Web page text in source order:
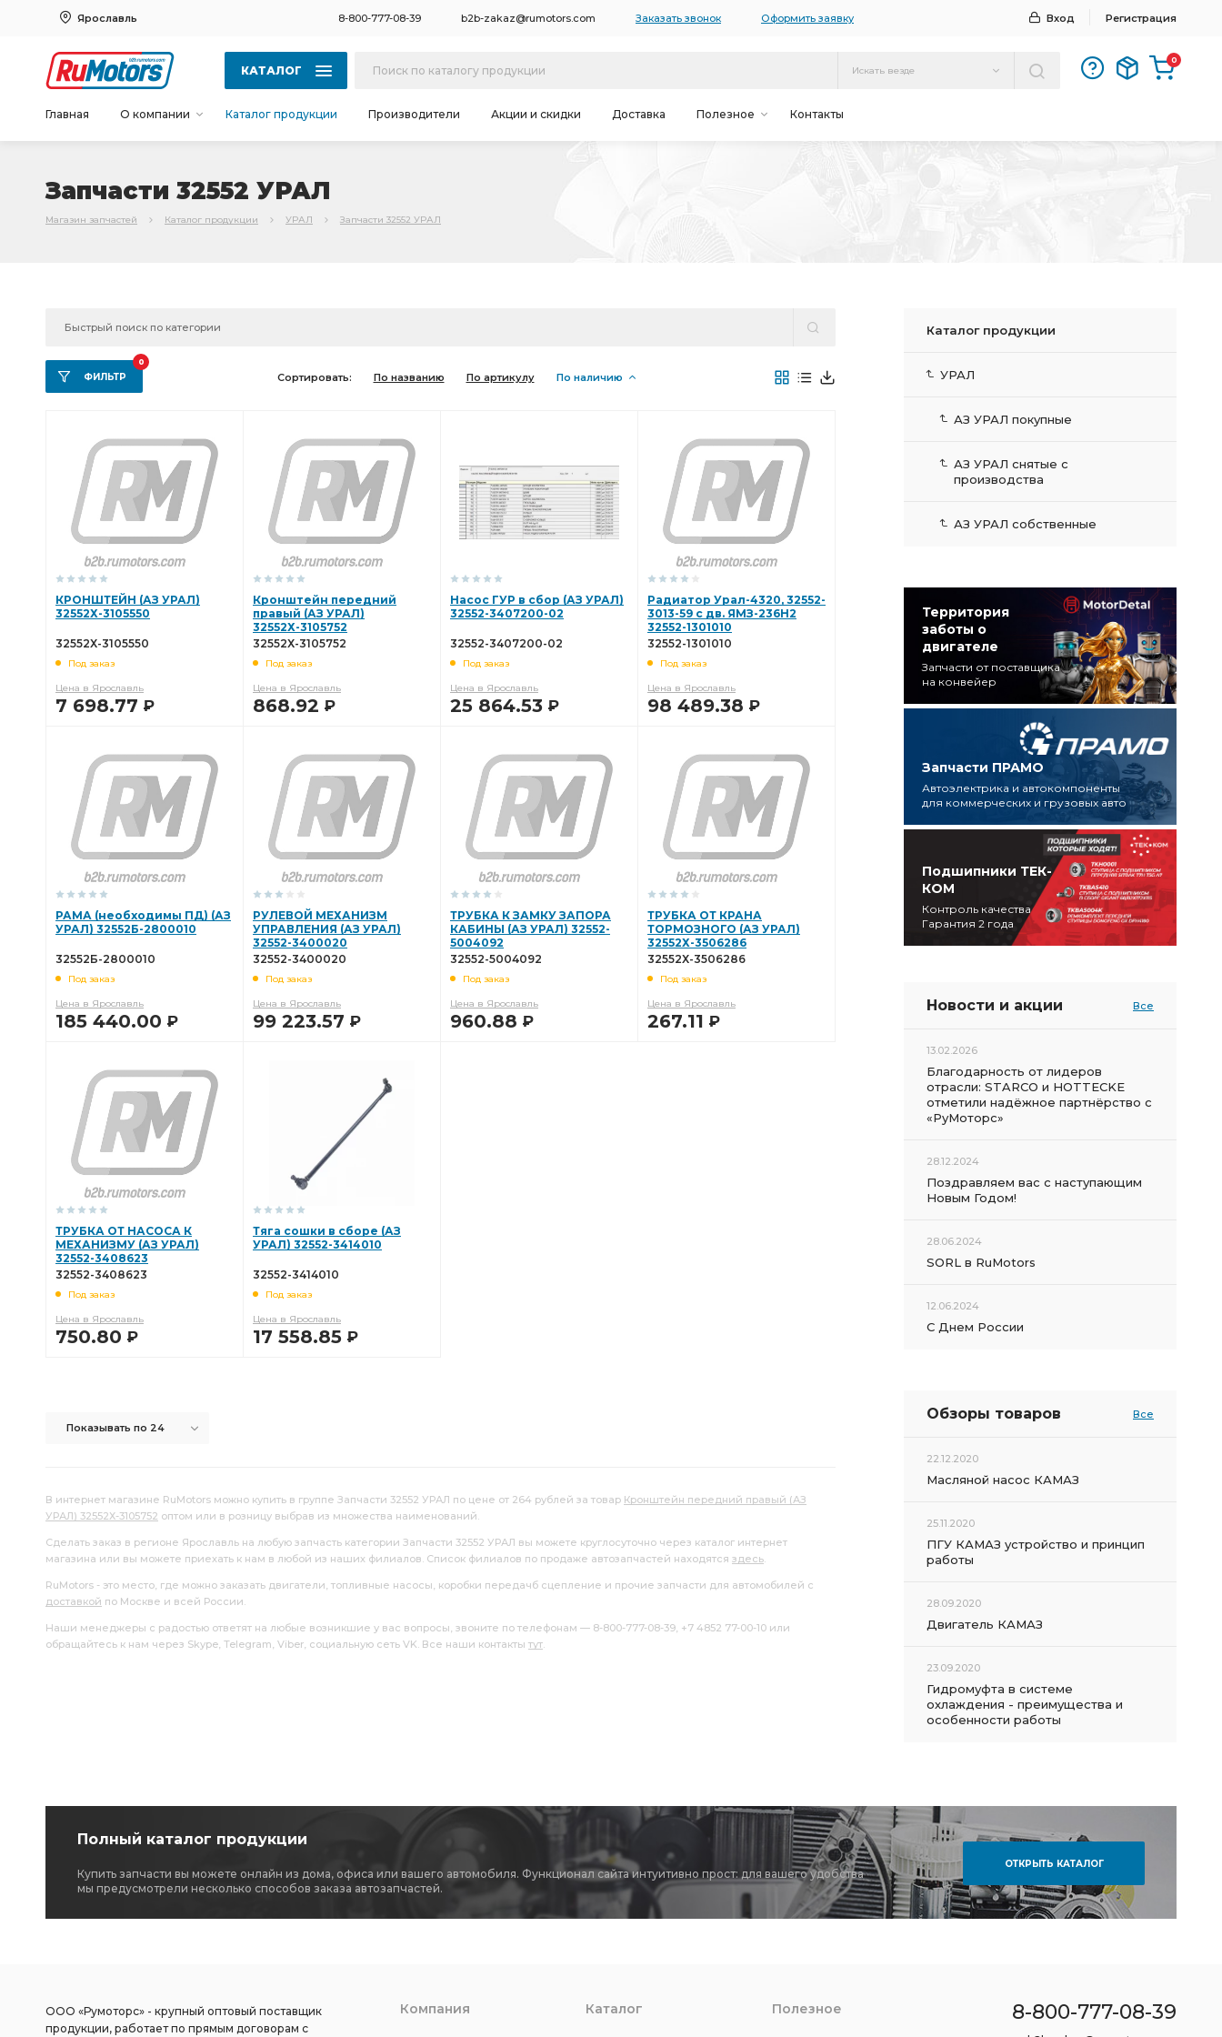
Ярославль 8-800-777-08-39 b2b-zakaz@rumotors.com Заказать звонок Оформить заявку Вход Регистрация
КАТАЛОГ Искать везде
0
Главная О компании Каталог продукции Производители Акции и скидки Доставка Полезное Контакты
Запчасти 32552 УРАЛ
Магазин запчастей Каталог продукции УРАЛ Запчасти 32552 УРАЛ
ФИЛЬТР
0
Сортировать: По названию По артикулу По наличию
КРОНШТЕЙН (АЗ УРАЛ)
32552Х-3105550
32552Х-3105550
Под заказ
Цена в Ярославль
7 698.77 Р
Кронштейн передний
правый (АЗ УРАЛ)
32552Х-3105752
32552Х-3105752
Под заказ
Цена в Ярославль
868.92 Р
Насос ГУР в сбор (АЗ УРАЛ)
32552-3407200-02
32552-3407200-02
Под заказ
Цена в Ярославль
25 864.53 Р
Радиатор Урал-4320, 32552-
3013-59 с дв. ЯМЗ-236Н2
32552-1301010
32552-1301010
Под заказ
Цена в Ярославль
98 489.38 Р
РАМА (необходимы ПД) (АЗ
УРАЛ) 32552Б-2800010
32552Б-2800010
Под заказ
Цена в Ярославль
185 440.00 Р
РУЛЕВОЙ МЕХАНИЗМ
УПРАВЛЕНИЯ (АЗ УРАЛ)
32552-3400020
32552-3400020
Под заказ
Цена в Ярославль
99 223.57 Р
ТРУБКА К ЗАМКУ ЗАПОРА
КАБИНЫ (АЗ УРАЛ) 32552-
5004092
32552-5004092
Под заказ
Цена в Ярославль
960.88 Р
ТРУБКА ОТ КРАНА
ТОРМОЗНОГО (АЗ УРАЛ)
32552Х-3506286
32552Х-3506286
Под заказ
Цена в Ярославль
267.11 Р
ТРУБКА ОТ НАСОСА К
МЕХАНИЗМУ (АЗ УРАЛ)
32552-3408623
32552-3408623
Под заказ
Цена в Ярославль
750.80 Р
Тяга сошки в сборе (АЗ
УРАЛ) 32552-3414010
32552-3414010
Под заказ
Цена в Ярославль
17 558.85 Р
Показывать по 24
В интернет магазине RuMotors можно купить в группе Запчасти 32552 УРАЛ по цене от 264 рублей за товар Кронштейн передний правый (АЗ
УРАЛ) 32552Х-3105752 оптом или в розницу выбрав из множества наименований.
Сделать заказ в регионе Ярославль на любую запчасть категории Запчасти 32552 УРАЛ вы можете круглосуточно через каталог интернет
магазина или вы можете приехать к нам в любой из наших филиалов. Список филиалов по продаже автозапчастей находятся здесь.
RuMotors - это место, где можно заказать двигатели, топливные насосы, коробки передачб сцепление и прочие запчасти для автомобилей с
доставкой по Москве и всей России.
Наши менеджеры с радостью ответят на любые возникшие у вас вопросы, звоните по телефонам — 8-800-777-08-39, +7 4852 77-00-10 или
обращайтесь к нам через Skype, Telegram, Viber, социальную сеть VK. Все наши контакты тут.
Каталог продукции
УРАЛ
АЗ УРАЛ покупные
АЗ УРАЛ снятые с
производства
АЗ УРАЛ собственные
Территория
заботы о
двигателе
Запчасти от поставщика
на конвейер
Запчасти ПРАМО
Автоэлектрика и автокомпоненты
для коммерческих и грузовых авто
Подшипники ТЕК-
КОМ
Контроль качества
Гарантия 2 года
Новости и акции Все
13.02.2026
Благодарность от лидеров
отрасли: STARCO и HOTTECKE
отметили надёжное партнёрство с
«РуМоторс»
28.12.2024
Поздравляем вас с наступающим
Новым Годом!
28.06.2024
SORL в RuMotors
12.06.2024
С Днем России
Обзоры товаров Все
22.12.2020
Масляной насос КАМАЗ
25.11.2020
ПГУ КАМАЗ устройство и принцип
работы
28.09.2020
Двигатель КАМАЗ
23.09.2020
Гидромуфта в системе
охлаждения - преимущества и
особенности работы
Полный каталог продукции
Купить запчасти вы можете онлайн из дома, офиса или вашего автомобиля. Функционал сайта интуитивно прост: для вашего удобства
мы предусмотрели несколько способов заказа автозапчастей.
ОТКРЫТЬ КАТАЛОГ
ООО «Румоторс» - крупный оптовый поставщик
продукции, работает по прямым договорам с
Компания Каталог Полезное 8-800-777-08-39